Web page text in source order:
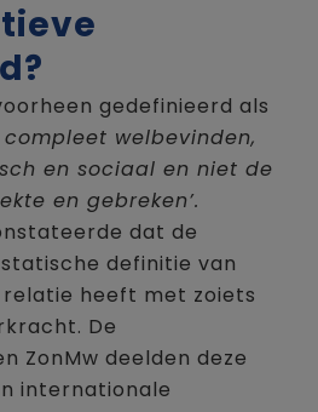
gedefinieerd als
welbevinden,
en sociaal en niet de
en gebreken’.
dat de
definitie van
relatie heeft met zoiets
De
ZonMw deelden deze
internationale